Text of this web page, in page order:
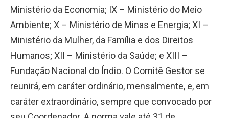
Ministério da Economia; IX – Ministério do Meio
Ambiente; X – Ministério de Minas e Energia; XI –
Ministério da Mulher, da Família e dos Direitos
Humanos; XII – Ministério da Saúde; e XIII –
Fundação Nacional do Índio. O Comitê Gestor se
reunirá, em caráter ordinário, mensalmente, e, em
caráter extraordinário, sempre que convocado por